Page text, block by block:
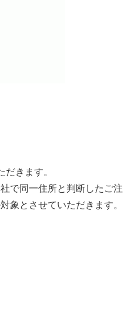
きます。
で同一住所と判断したご注
象とさせていただきます。